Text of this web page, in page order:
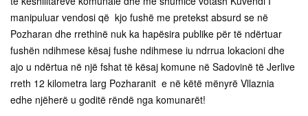
manipuluar vendosi që kjo fushë me pretekst absurd se në
Pozharan dhe rrethinë nuk ka hapësira publike për të ndërtuar
fushën ndihmese kësaj fushe ndihmese iu ndrrua lokacioni dhe
ajo u ndërtua në një fshat të kësaj komune në Sadovinë të Jerlive
rreth 12 kilometra larg Pozharanit e në këtë mënyrë Vllaznia
edhe njëherë u goditë rëndë nga komunarët!